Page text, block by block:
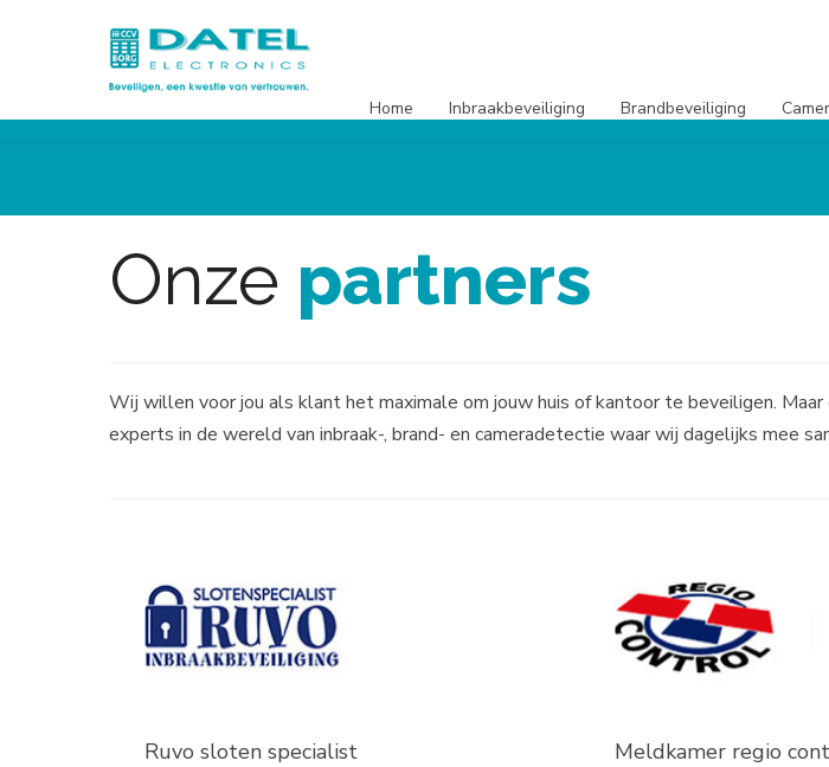
Home Inbraakbeveiliging Brandbeveiliging
Onze partners
Wij willen voor jou als klant het maximale om jouw huis of kantoor te beveiligen.
experts in de wereld van inbraak-, brand- en cameradetectie waar wij dagelijks mee
Ruvo sloten specialist Meldkamer regio